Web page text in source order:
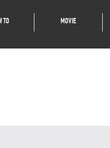
TO MOVIE